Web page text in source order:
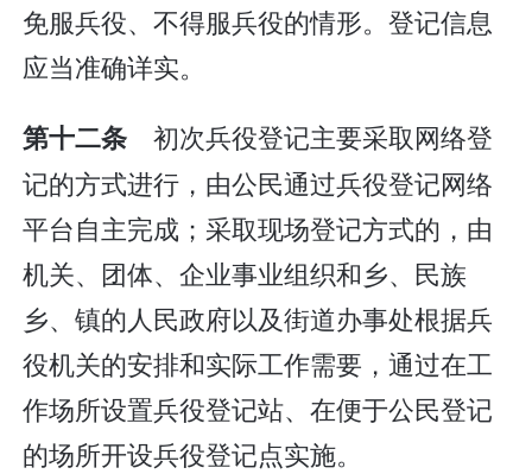
免服兵役、不得服兵役的情形。登记信息
应当准确详实。
第十二条初次兵役登记主要采取网络登
记的方式进行，由公民通过兵役登记网络
平台自主完成；采取现场登记方式的，由
机关、团体、企业事业组织和乡、民族
乡、镇的人民政府以及街道办事处根据兵
役机关的安排和实际工作需要，通过在工
作场所设置兵役登记站、在便于公民登记
的场所开设兵役登记点实施。